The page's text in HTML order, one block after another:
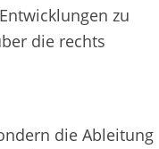
zu
die rechts
die Ableitung